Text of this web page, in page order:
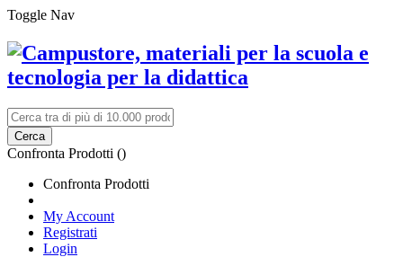
Toggle Nav
Cerca
Confronta Prodotti ()
Confronta Prodotti
My Account
Registrati
Login